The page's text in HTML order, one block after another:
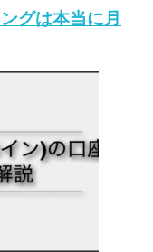
グは本当に月